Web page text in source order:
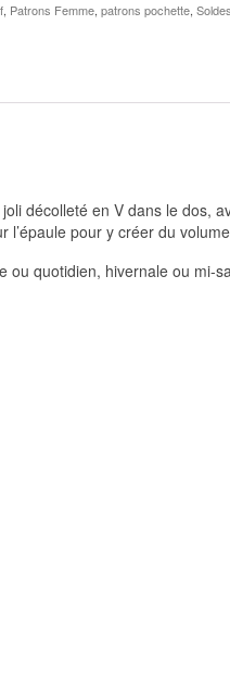
, Patrons Femme, patrons pochette, Soldes
décolleté en V dans le dos,
pour y créer du
ou quotidien, hivernale ou mi-